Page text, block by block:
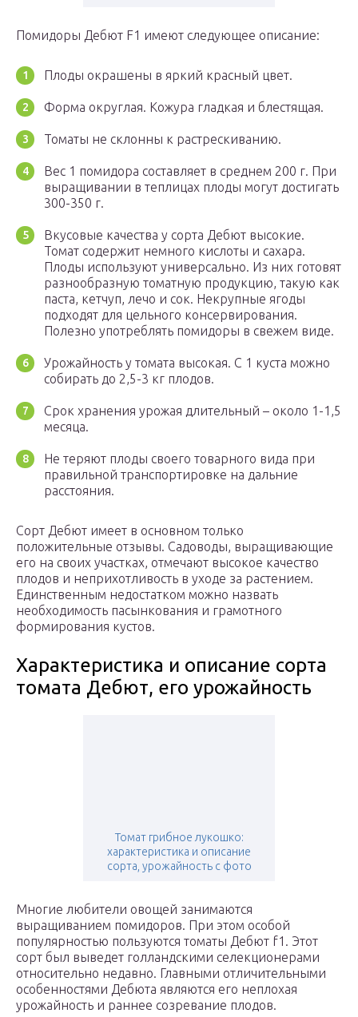
Помидоры Дебют F1 имеют следующее описание:
Плоды окрашены в яркий красный цвет.
Форма округлая. Кожура гладкая и блестящая.
Томаты не склонны к растрескиванию.
Вес 1 помидора составляет в среднем 200 г. При
выращивании в теплицах плоды могут достигать
300-350 г.
Вкусовые качества у сорта Дебют высокие.
Томат содержит немного кислоты и сахара.
Плоды используют универсально. Из них готовят
разнообразную томатную продукцию, такую как
паста, кетчуп, лечо и сок. Некрупные ягоды
подходят для цельного консервирования.
Полезно употреблять помидоры в свежем виде.
Урожайность у томата высокая. С 1 куста можно
собирать до 2,5-3 кг плодов.
Срок хранения урожая длительный – около 1-1,5
месяца.
Не теряют плоды своего товарного вида при
правильной транспортировке на дальние
расстояния.
Сорт Дебют имеет в основном только
положительные отзывы. Садоводы, выращивающие
его на своих участках, отмечают высокое качество
плодов и неприхотливость в уходе за растением.
Единственным недостатком можно назвать
необходимость пасынкования и грамотного
формирования кустов.
Характеристика и описание сорта
томата Дебют, его урожайность
Томат грибное лукошко:
характеристика и описание
сорта, урожайность с фото
Многие любители овощей занимаются
выращиванием помидоров. При этом особой
популярностью пользуются томаты Дебют f1. Этот
сорт был выведет голландскими селекционерами
относительно недавно. Главными отличительными
особенностями Дебюта являются его неплохая
урожайность и раннее созревание плодов.